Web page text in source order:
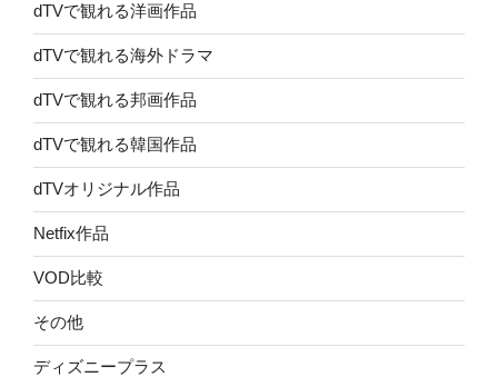
dTVで観れる洋画作品
dTVで観れる海外ドラマ
dTVで観れる邦画作品
dTVで観れる韓国作品
dTVオリジナル作品
Netfix作品
VOD比較
その他
ディズニープラス